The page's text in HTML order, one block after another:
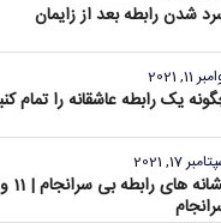
شدن رابطه بعد از زایمان
11, 2021
یک رابطه عاشقانه را تمام
17, 2021